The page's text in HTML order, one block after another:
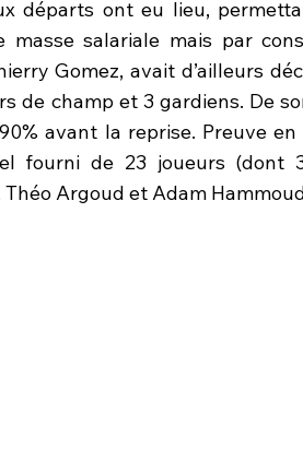
masse salariale mais par
Gomez, avait d’ailleurs
de champ et 3 gardiens. De
avant la reprise. Preuve
fourni de 23 joueurs (dont
Argoud et Adam